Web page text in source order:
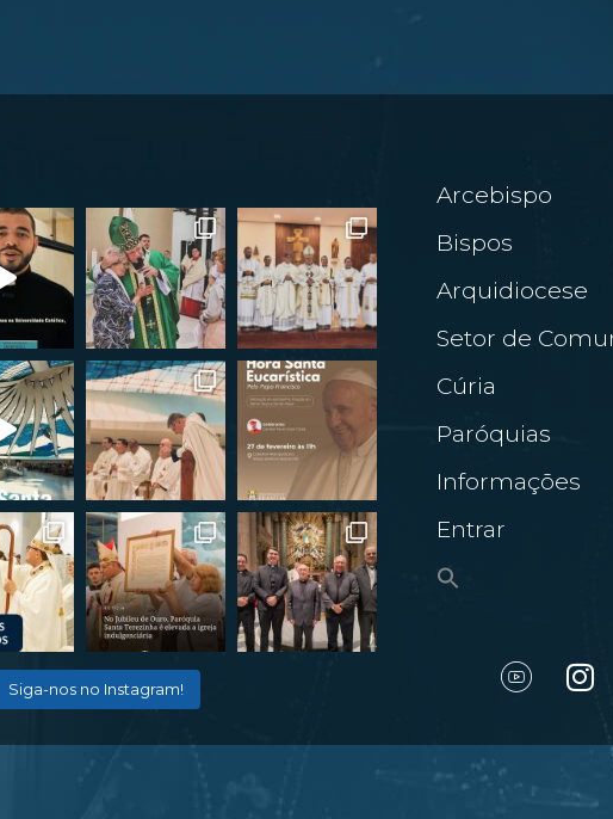
Siga-nos no Instagram!
Arcebispo
Bispos
Arquidiocese
Setor de
Cúria
Paróquias
Informações
Entrar